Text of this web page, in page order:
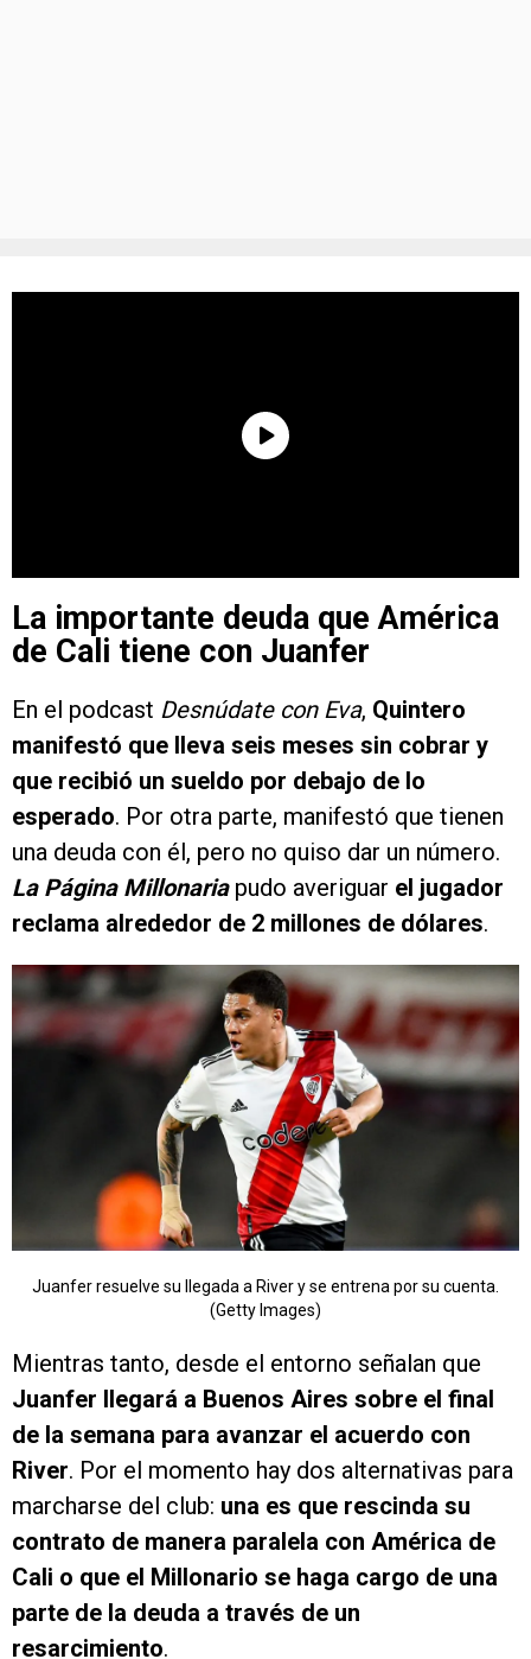
La importante deuda que América
de Cali tiene con Juanfer
En el podcast Desnúdate con Eva, Quintero
manifestó que lleva seis meses sin cobrar y
que recibió un sueldo por debajo de lo
esperado. Por otra parte, manifestó que tienen
una deuda con él, pero no quiso dar un número.
La Página Millonariapudo averiguar el jugador
reclama alrededor de 2 millones de dólares.
Juanfer resuelve su llegada a River y se entrena por su cuenta.
(Getty Images)
Mientras tanto, desde el entorno señalan que
Juanfer llegará a Buenos Aires sobre el final
de la semana para avanzar el acuerdo con
River. Por el momento hay dos alternativas para
marcharse del club: una es que rescinda su
contrato de manera paralela con América de
Cali o que el Millonario se haga cargo de una
parte de la deuda a través de un
resarcimiento.